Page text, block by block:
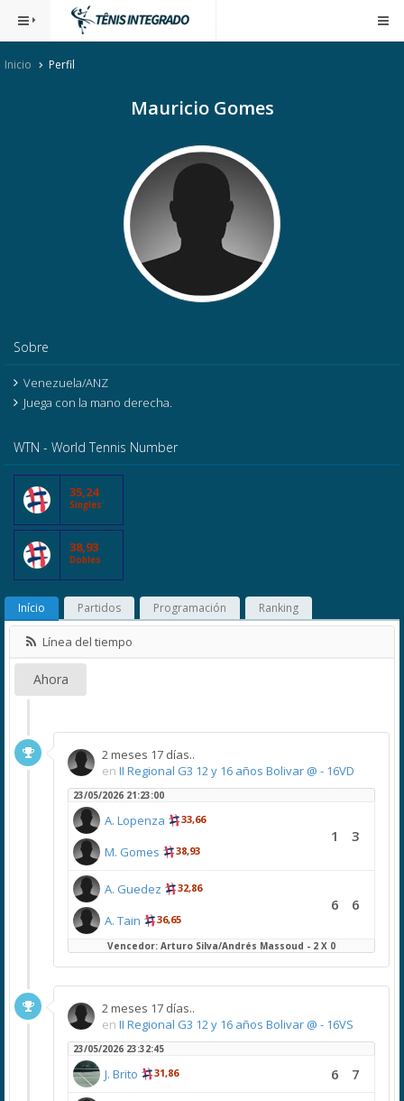
Inicio Perfil
Mauricio Gomes
Sobre
Venezuela/ANZ
Juega con la mano derecha.
WTN - World Tennis Number
35,24
Singles
38,93
Dobles
Início Partidos Programación Ranking
Línea del tiempo
Ahora
2 meses 17 días..
en II Regional G3 12 y 16 años Bolivar @ - 16VD
23/05/2026 21:23:00
A. Lopenza 33,66
M. Gomes 38,93
1 3
A. Guedez 32,86
A. Tain 36,65
6 6
Vencedor: Arturo Silva/Andrés Massoud - 2 X 0
2 meses 17 días..
en II Regional G3 12 y 16 años Bolivar @ - 16VS
23/05/2026 23:32:45
J. Brito 31,86 6 7